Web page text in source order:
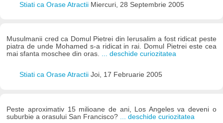
Stiati ca Orase Atractii Miercuri, 28 Septembrie 2005
Musulmanii cred ca Domul Pietrei din Ierusalim a fost ridicat peste
piatra de unde Mohamed s-a ridicat in rai. Domul Pietrei este cea
mai sfanta moschee din oras. ... deschide curiozitatea
Stiati ca Orase Atractii Joi, 17 Februarie 2005
Peste aproximativ 15 milioane de ani, Los Angeles va deveni o
suburbie a orasului San Francisco?
... deschide curiozitatea